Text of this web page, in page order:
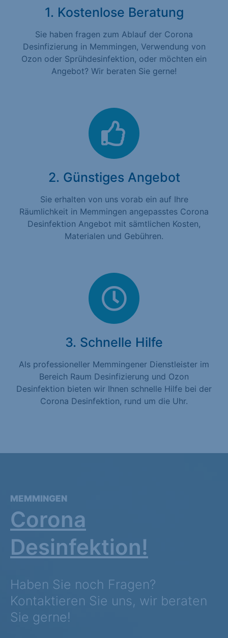
1. Kostenlose Beratung
Sie haben fragen zum Ablauf der Corona
Desinfizierung in Memmingen, Verwendung von
Ozon oder Sprühdesinfektion, oder möchten ein
Angebot? Wir beraten Sie gerne!
2. Günstiges Angebot
Sie erhalten von uns vorab ein auf Ihre
Räumlichkeit in Memmingen angepasstes Corona
Desinfektion Angebot mit sämtlichen Kosten,
Materialen und Gebühren.
3. Schnelle Hilfe
Als professioneller Memmingener Dienstleister im
Bereich Raum Desinfizierung und Ozon
Desinfektion bieten wir Ihnen schnelle Hilfe bei der
Corona Desinfektion, rund um die Uhr.
MEMMINGEN
Corona
Desinfektion!
Haben Sie noch Fragen?
Kontaktieren Sie uns, wir beraten
Sie gerne!